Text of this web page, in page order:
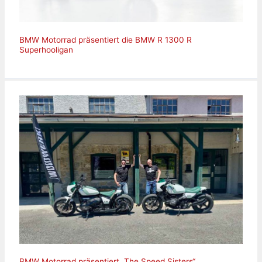
BMW Motorrad präsentiert die BMW R 1300 R
Superhooligan